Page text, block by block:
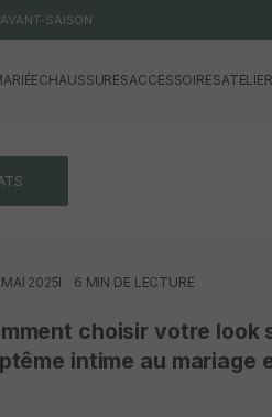
SAISON
CHAUSSURESACCESSOIRESATELIER
2025 6 MIN DE LECTURE
choisir votre look
intime au mariage